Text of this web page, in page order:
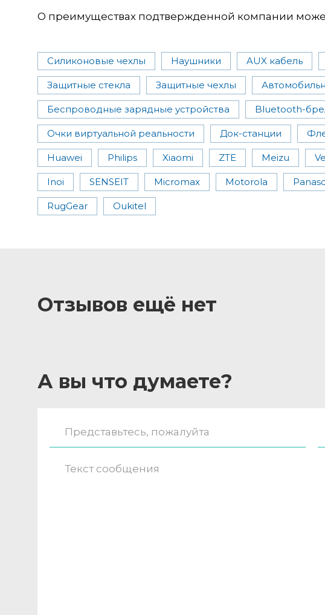
О преимуществах подтвержденной компании
Силиконовые чехлы Наушники AUX кабель
Защитные стекла Защитные чехлы
Беспроводные зарядные устройства Bluetooth-
Очки виртуальной реальноcти Док-станции
Huawei Philips Xiaomi ZTE Meizu
Inoi SENSEIT Micromax Motorola
RugGear Oukitel
Отзывов ещё нет
А вы что думаете?